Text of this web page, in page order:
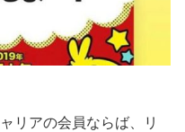
リアの会員ならば、リ